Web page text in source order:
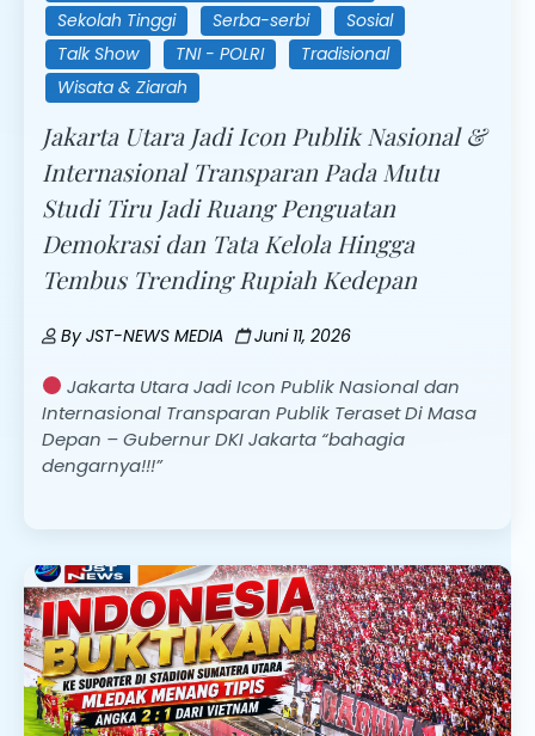
Sekolah Tinggi
Serba-serbi
Sosial
Talk Show
TNI - POLRI
Tradisional
Wisata & Ziarah
Jakarta Utara Jadi Icon Publik Nasional &
Internasional Transparan Pada Mutu
Studi Tiru Jadi Ruang Penguatan
Demokrasi dan Tata Kelola Hingga
Tembus Trending Rupiah Kedepan
ByJST-NEWS MEDIA Juni 11, 2026
Jakarta Utara Jadi Icon Publik Nasional dan
Internasional Transparan Publik Teraset Di Masa
Depan – Gubernur DKI Jakarta “bahagia
dengarnya!!!”